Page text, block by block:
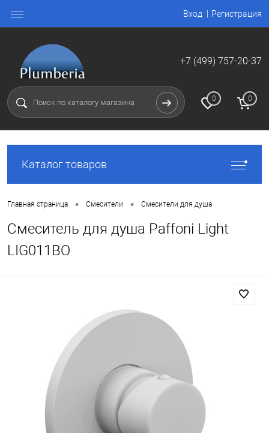
Вход Регистрация
+7 (499) 757-20-37
0 0
Каталог товаров
Главная страница • Смесители • Смесители для душа
Смеситель для душа Paffoni Light
LIG011BO